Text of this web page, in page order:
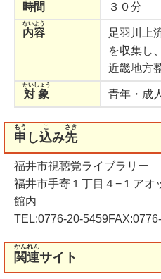
時間 ３０分
内容
ないよう
足羽川上
を収集し
近畿地方
対象
たいしょう
青年・成
申
もう
し込
こ
み先
さき
福井市視聴覚ライブラリー
福井市手寄１丁目４−１ア
館内
TEL:0776-20-
関連
かんれん
サイト